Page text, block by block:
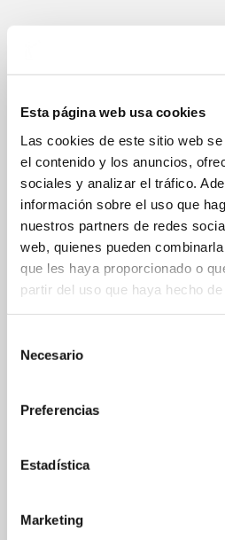
Esta página web usa cookies
Las cookies de este sitio web
el contenido y los anuncios,
sociales y analizar el tráfico.
información sobre el uso que
nuestros partners de redes
web, quienes pueden
que les haya proporcionado o
partir del uso que haya hecho
Necesario
Preferencias
Estadística
Marketing
La exposición Animali Artean
Edad Media fue posible
Museo Nacional de Escultura
este extenso panorama
ilustraba la importancia que
el mundo antiguo y en los
DETALLES
Horario
Lunes: cerrado
Martes - Sábado: